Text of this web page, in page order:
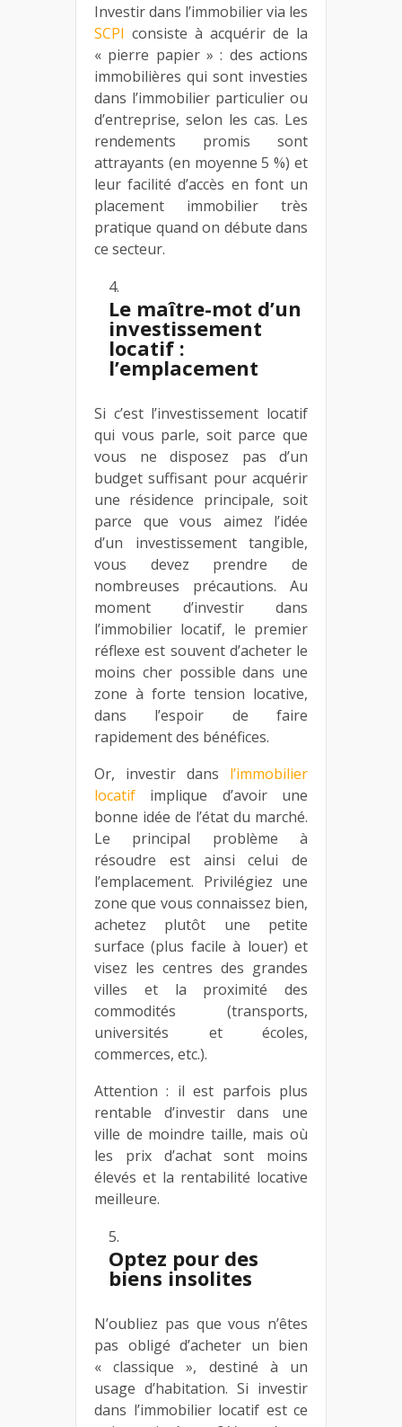
Investir dans l’immobilier via les
SCPI consiste à acquérir de la
« pierre papier » : des actions
immobilières qui sont investies
dans l’immobilier particulier ou
d’entreprise, selon les cas. Les
rendements promis sont
attrayants (en moyenne 5 %) et
leur facilité d’accès en font un
placement immobilier très
pratique quand on débute dans
ce secteur.
Le maître-mot d’un
investissement
locatif :
l’emplacement
Si c’est l’investissement locatif
qui vous parle, soit parce que
vous ne disposez pas d’un
budget suffisant pour acquérir
une résidence principale, soit
parce que vous aimez l’idée
d’un investissement tangible,
vous devez prendre de
nombreuses précautions. Au
moment d’investir dans
l’immobilier locatif, le premier
réflexe est souvent d’acheter le
moins cher possible dans une
zone à forte tension locative,
dans l’espoir de faire
rapidement des bénéfices.
Or, investir dans l’immobilier
locatif implique d’avoir une
bonne idée de l’état du marché.
Le principal problème à
résoudre est ainsi celui de
l’emplacement. Privilégiez une
zone que vous connaissez bien,
achetez plutôt une petite
surface (plus facile à louer) et
visez les centres des grandes
villes et la proximité des
commodités (transports,
universités et écoles,
commerces, etc.).
Attention : il est parfois plus
rentable d’investir dans une
ville de moindre taille, mais où
les prix d’achat sont moins
élevés et la rentabilité locative
meilleure.
Optez pour des
biens insolites
N’oubliez pas que vous n’êtes
pas obligé d’acheter un bien
« classique », destiné à un
usage d’habitation. Si investir
dans l’immobilier locatif est ce